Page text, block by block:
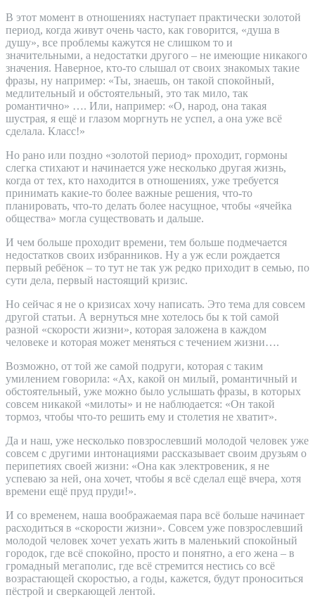
В этот момент в отношениях наступает практически золотой
период, когда живут очень часто, как говорится, «душа в
душу», все проблемы кажутся не слишком то и
значительными, а недостатки другого – не имеющие никакого
значения. Наверное, кто-то слышал от своих знакомых такие
фразы, ну например: «Ты, знаешь, он такой спокойный,
медлительный и обстоятельный, это так мило, так
романтично» …. Или, например: «О, народ, она такая
шустрая, я ещё и глазом моргнуть не успел, а она уже всё
сделала. Класс!»
Но рано или поздно «золотой период» проходит, гормоны
слегка стихают и начинается уже несколько другая жизнь,
когда от тех, кто находится в отношениях, уже требуется
принимать какие-то более важные решения, что-то
планировать, что-то делать более насущное, чтобы «ячейка
общества» могла существовать и дальше.
И чем больше проходит времени, тем больше подмечается
недостатков своих избранников. Ну а уж если рождается
первый ребёнок – то тут не так уж редко приходит в семью, по
сути дела, первый настоящий кризис.
Но сейчас я не о кризисах хочу написать. Это тема для совсем
другой статьи. А вернуться мне хотелось бы к той самой
разной «скорости жизни», которая заложена в каждом
человеке и которая может меняться с течением жизни….
Возможно, от той же самой подруги, которая с таким
умилением говорила: «Ах, какой он милый, романтичный и
обстоятельный, уже можно было услышать фразы, в которых
совсем никакой «милоты» и не наблюдается: «Он такой
тормоз, чтобы что-то решить ему и столетия не хватит».
Да и наш, уже несколько повзрослевший молодой человек уже
совсем с другими интонациями рассказывает своим друзьям о
перипетиях своей жизни: «Она как электровеник, я не
успеваю за ней, она хочет, чтобы я всё сделал ещё вчера, хотя
времени ещё пруд пруди!».
И со временем, наша воображаемая пара всё больше начинает
расходиться в «скорости жизни». Совсем уже повзрослевший
молодой человек хочет уехать жить в маленький спокойный
городок, где всё спокойно, просто и понятно, а его жена – в
громадный мегаполис, где всё стремится нестись со всё
возрастающей скоростью, а годы, кажется, будут проноситься
пёстрой и сверкающей лентой.